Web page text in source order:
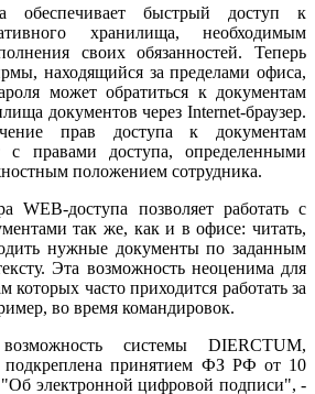
обеспечивает быстрый доступ к
хранилища, необходимым
своих обязанностей. Теперь
находящийся за пределами офиса,
может обратиться к документам
документов через Internet-браузер.
прав доступа к документам
с правами доступа, определенными
положением сотрудника.
WEB-доступа позволяет работать с
так же, как и в офисе: читать,
нужные документы по заданным
Эта возможность неоценима для
которых часто приходится работать за
во время командировок.
системы DIERCTUM,
подкреплена принятием ФЗ РФ от 10
электронной цифровой подписи", -